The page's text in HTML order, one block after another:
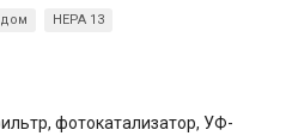
HEPA 13
фотокатализатор, УФ-